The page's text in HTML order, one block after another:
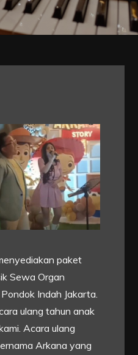
paket
Sewa Organ
Indah Jakarta.
ulang tahun anak
Acara ulang
Arkana yang